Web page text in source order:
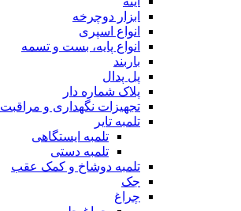
ابزار دوچرخه
انواع اسپری
انواع پایه، بست و تسمه
باربند
پل پدال
پلاک شماره دار
تجهیزات نگهداری و مراقبت
تلمبه تایر
تلمبه ایستگاهی
تلمبه دستی
تلمبه دوشاخ و کمک عقب
جک
چراغ